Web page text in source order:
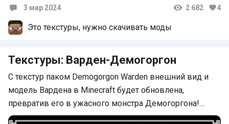
3 мар 2024 2 682 4
Это текстуры, нужно скачивать моды
Текстуры: Варден-Демогоргон
С текстур паком Demogorgon Warden внешний вид и
модель Вардена в Minecraft будет обновлена,
превратив его в ужасного монстра Демогоргона!…